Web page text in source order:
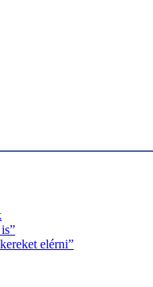
elérni”